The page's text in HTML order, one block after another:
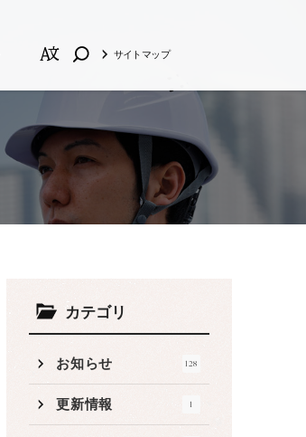
プロモーション動画
サイトマップ
カテゴリ
お知らせ 128
更新情報 1